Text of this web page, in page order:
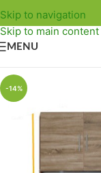
Skip to navigation
Skip to main content
MENU
-14%